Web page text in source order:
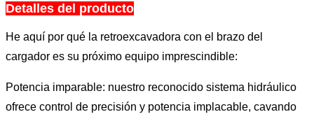
Detalles del producto
He aquí por qué la retroexcavadora con el brazo del
cargador es su próximo equipo imprescindible:
Potencia imparable: nuestro reconocido sistema hidráulico
ofrece control de precisión y potencia implacable, cavando